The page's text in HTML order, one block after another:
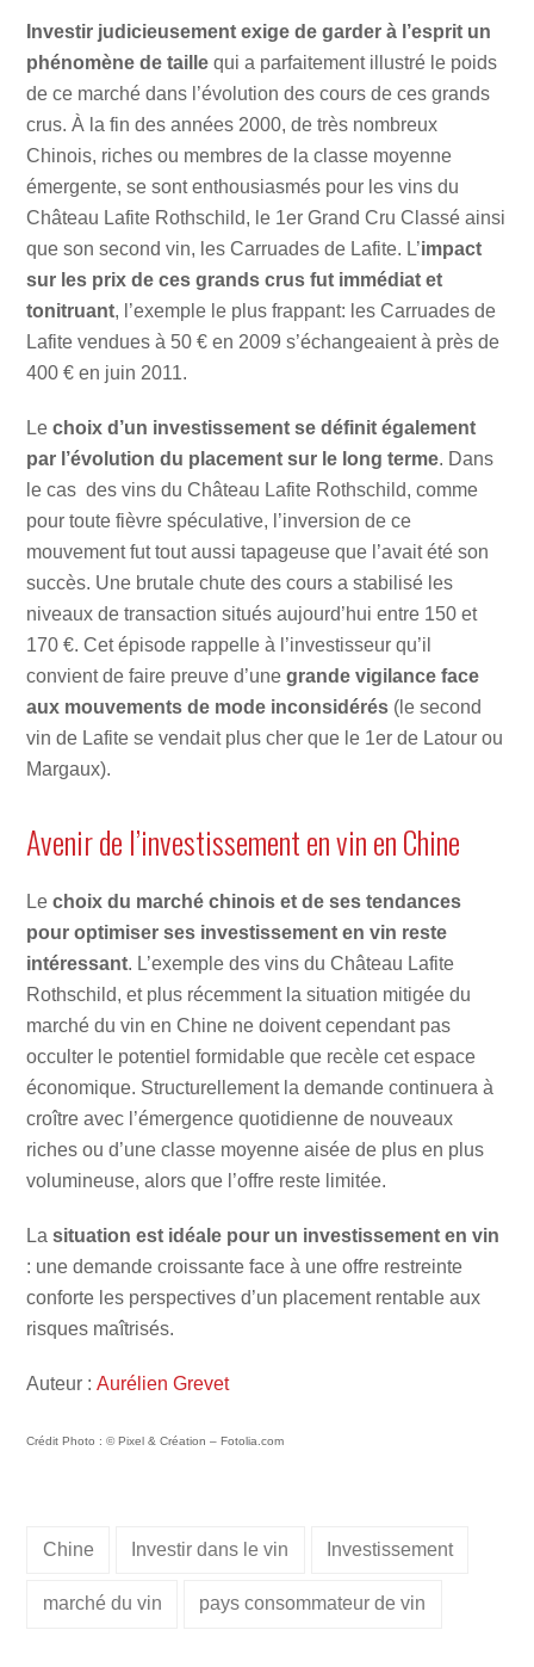
Investir judicieusement exige de garder à l’esprit un
phénomène de taille qui a parfaitement illustré le poids
de ce marché dans l’évolution des cours de ces grands
crus. À la fin des années 2000, de très nombreux
Chinois, riches ou membres de la classe moyenne
émergente, se sont enthousiasmés pour les vins du
Château Lafite Rothschild, le 1er Grand Cru Classé ainsi
que son second vin, les Carruades de Lafite. L’impact
sur les prix de ces grands crus fut immédiat et
tonitruant, l’exemple le plus frappant: les Carruades de
Lafite vendues à 50 € en 2009 s’échangeaient à près de
400 € en juin 2011.
Lechoix d’un investissement se définit également
par l’évolution du placement sur le long terme. Dans
le cas des vins du Château Lafite Rothschild, comme
pour toute fièvre spéculative, l’inversion de ce
mouvement fut tout aussi tapageuse que l’avait été son
succès. Une brutale chute des cours a stabilisé les
niveaux de transaction situés aujourd’hui entre 150 et
170 €. Cet épisode rappelle à l’investisseur qu’il
convient de faire preuve d’une grande vigilance face
aux mouvements de mode inconsidérés (le second
vin de Lafite se vendait plus cher que le 1er de Latour ou
Margaux).
Avenir de l’investissement en vin en Chine
Lechoix du marché chinois et de ses tendances
pour optimiser ses investissement en vin reste
intéressant. L’exemple des vins du Château Lafite
Rothschild, et plus récemment la situation mitigée du
marché du vin en Chine ne doivent cependant pas
occulter le potentiel formidable que recèle cet espace
économique. Structurellement la demande continuera à
croître avec l’émergence quotidienne de nouveaux
riches ou d’une classe moyenne aisée de plus en plus
volumineuse, alors que l’offre reste limitée.
Lasituation est idéale pour un investissement en vin
: une demande croissante face à une offre restreinte
conforte les perspectives d’un placement rentable aux
risques maîtrisés.
Auteur :Aurélien Grevet
Crédit Photo : © Pixel & Création – Fotolia.com
Chine Investir dans le vin Investissement
marché du vin pays consommateur de vin